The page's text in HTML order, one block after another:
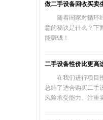
做二手设备回收买卖
随着国家对循环
意的秘诀是什么？下
能赚钱！
二手设备性价比更高
在我们进行项目
总结了适合购买二手
风险承受能力、注重